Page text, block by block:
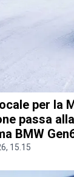
per la
passa
BMW
15.15